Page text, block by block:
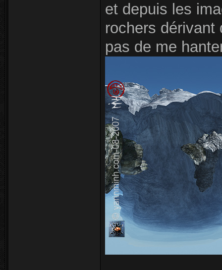
et depuis les
rochers dérivant
pas de me